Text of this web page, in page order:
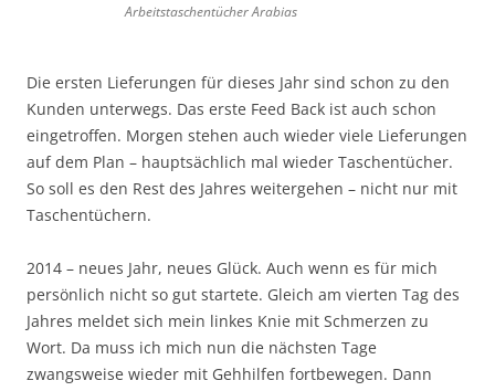
Arbeitstaschentücher Arabias
Die ersten Lieferungen für dieses Jahr sind schon zu den
Kunden unterwegs. Das erste Feed Back ist auch schon
eingetroffen. Morgen stehen auch wieder viele Lieferungen
auf dem Plan – hauptsächlich mal wieder Taschentücher.
So soll es den Rest des Jahres weitergehen – nicht nur mit
Taschentüchern.
2014 – neues Jahr, neues Glück. Auch wenn es für mich
persönlich nicht so gut startete. Gleich am vierten Tag des
Jahres meldet sich mein linkes Knie mit Schmerzen zu
Wort. Da muss ich mich nun die nächsten Tage
zwangsweise wieder mit Gehhilfen fortbewegen. Dann